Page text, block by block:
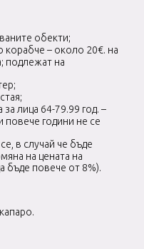
обекти;
корабче – около 20€. на
подлежат на
лица 64-79.99 год. –
повече години не се
в случай че бъде
на цената на
бъде повече от 8%).